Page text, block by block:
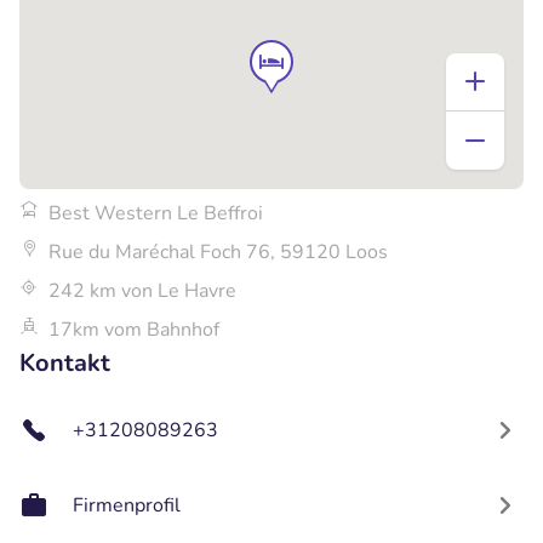
Best Western Le Beffroi
Rue du Maréchal Foch 76, 59120 Loos
242 km von Le Havre
17km vom Bahnhof
Kontakt
+31208089263
Firmenprofil